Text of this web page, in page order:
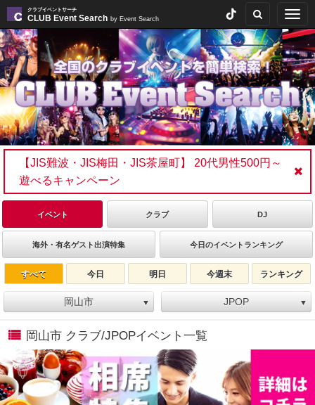
クラブイベントサーチ
CLUB Event Search by Event Search
【JIS難波・JIS梅田・JIS茶屋町】 20代男性500円～
遊べるキャンペーン
イベント クラブ DJ
海外・有名ゲスト出演特集 今日のイベントランキング
すべて 今日 明日 今週末 ランキング
岡山市 ▼ JPOP ▼
岡山市 クラブ/JPOPイベント一覧